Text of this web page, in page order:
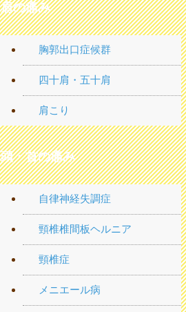
肩の痛み
胸郭出口症候群
四十肩・五十肩
肩こり
頭・首の痛み
自律神経失調症
頸椎椎間板ヘルニア
頸椎症
メニエール病